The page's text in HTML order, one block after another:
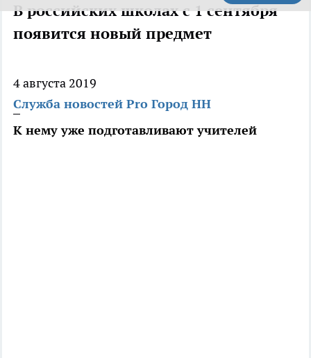
В российских школах с 1 сентября
появится новый предмет
4 августа 2019
Служба новостей Pro Город НН
К нему уже подготавливают учителей